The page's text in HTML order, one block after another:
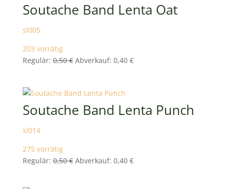
Soutache Band Lenta Oat
sl005
203 vorrätig
Regulär: 0,50€ Ursprünglicher
0,50 €
Abverkauf: 0,40 €Aktueller
Soutache Band Lenta Punch
sl014
275 vorrätig
Regulär: 0,50€ Ursprünglicher
Abverkauf: 0,40 €Aktueller